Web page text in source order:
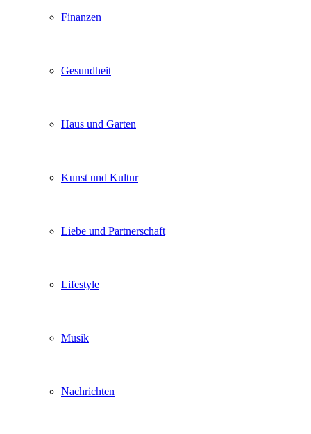
Finanzen
Gesundheit
Haus und Garten
Kunst und Kultur
Liebe und Partnerschaft
Lifestyle
Musik
Nachrichten